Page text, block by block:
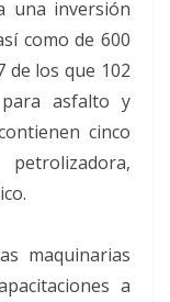
una inversión
como de 600
de los que 102
asfalto y
cinco
maquinarias
a